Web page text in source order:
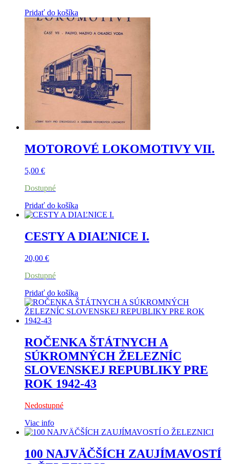
Pridať do košíka
MOTOROVÉ LOKOMOTIVY VII.
5,00 €
Dostupné
Pridať do košíka
CESTY A DIAĽNICE I.
20,00 €
Dostupné
Pridať do košíka
ROČENKA ŠTÁTNYCH A
SÚKROMNÝCH ŽELEZNÍC
SLOVENSKEJ REPUBLIKY PRE
ROK 1942-43
Nedostupné
Viac info
100 NAJVÄČŠÍCH ZAUJÍMAVOSTÍ